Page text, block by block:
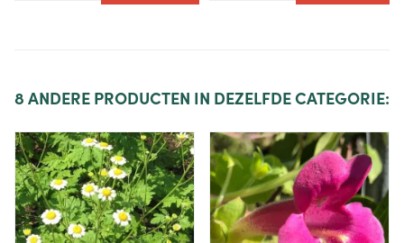
8 ANDERE PRODUCTEN IN DEZELFDE CATEGORIE: